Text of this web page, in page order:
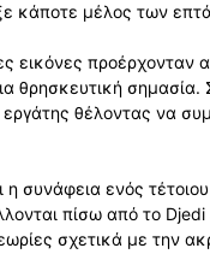
κάποτε μέλος των
εικόνες προέρχονταν
θρησκευτική
θέλοντας να
η συνάφεια ενός
πίσω από το Djedi
σχετικά με την